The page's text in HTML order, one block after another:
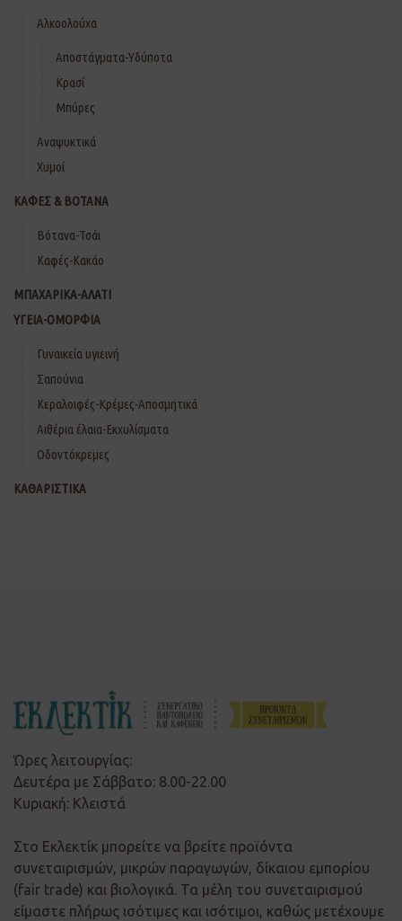
Αλκοολούχα
Αποστάγματα-Υδύποτα
Κρασί
Μπύρες
Αναψυκτικά
Χυμοί
ΚΑΦΕΣ & ΒΟΤΑΝΑ
Βότανα-Τσάι
Καφές-Κακάο
ΜΠΑΧΑΡΙΚΑ-ΑΛΑΤΙ
ΥΓΕΙΑ-ΟΜΟΡΦΙΑ
Γυναικεία υγιεινή
Σαπούνια
Κεραλοιφές-Κρέμες-Αποσμητικά
Αιθέρια έλαια-Εκχυλίσματα
Οδοντόκρεμες
ΚΑΘΑΡΙΣΤΙΚΑ
Ώρες λειτουργίας:
Δευτέρα με Σάββατο: 8.00-22.00
Κυριακή: Κλειστά
Στο Εκλεκτίκ μπορείτε να βρείτε προϊόντα
συνεταιρισμών, μικρών παραγωγών, δίκαιου εμπορίου
(fair trade) και βιολογικά. Τα μέλη του συνεταιρισμού
είμαστε πλήρως ισότιμες και ισότιμοι, καθώς μετέχουμε